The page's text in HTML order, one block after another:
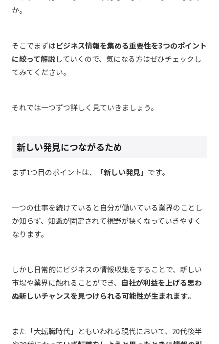
か。
そこでまずはビジネス情報を集める重要性を3つのポイント
に絞って解説していくので、気になる方はぜひチェックし
てみてください。
それでは一つずつ詳しく見ていきましょう。
新しい発見につながるため
まず1つ目のポイントは、 「新しい発見」 です。
一つの仕事を続けていると自分が働いている業界のことし
か知らず、知識が固定されて視野が狭くなっていきやすく
なります。
しかし日常的にビジネスの情報収集をすることで、新しい
市場や業界に触れることができ、 自社が利益を上げる思わ
ぬ新しいチャンスを見つけられる可能性が生まれます。
また「大転職時代」ともいわれる現代において、20代後半